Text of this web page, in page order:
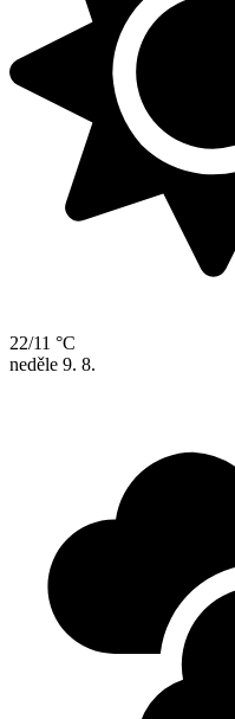
22/11 °C
neděle 9. 8.